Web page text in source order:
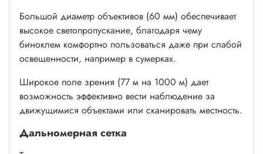
Большой диаметр объективов (60 мм) обеспечивает
высокое светопропускание, благодаря чему
биноклем комфортно пользоваться даже при слабой
освещенности, например в сумерках.
Широкое поле зрения (77 м на 1000 м) дает
возможность эффективно вести наблюдение за
движущимися объектами или сканировать местность.
Дальномерная сетка